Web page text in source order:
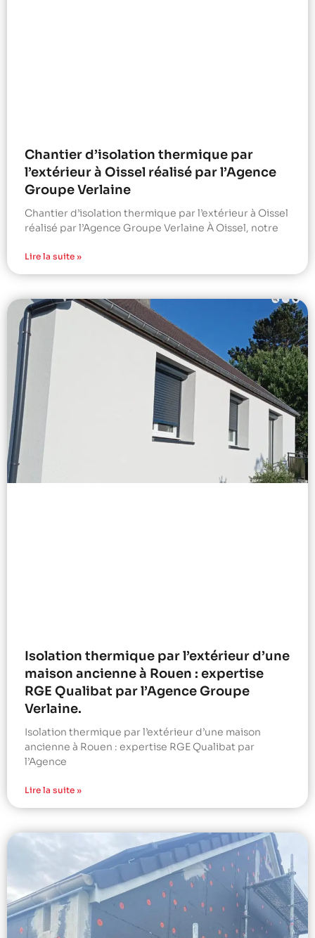
Chantier d’isolation thermique par
l’extérieur à Oissel réalisé par l’Agence
Groupe Verlaine
Chantier d’isolation thermique par l’extérieur à Oissel
réalisé par l’Agence Groupe Verlaine À Oissel, notre
Lire la suite »
Isolation thermique par l’extérieur d’une
maison ancienne à Rouen : expertise
RGE Qualibat par l’Agence Groupe
Verlaine.
Isolation thermique par l’extérieur d’une maison
ancienne à Rouen : expertise RGE Qualibat par
l’Agence
Lire la suite »